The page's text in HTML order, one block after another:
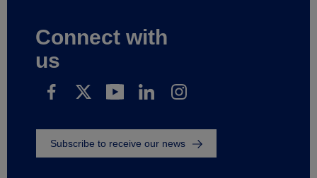
Connect with
us
Subscribe to receive our news